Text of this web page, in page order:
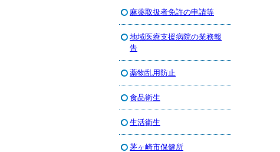
麻薬取扱者免許の申請等
地域医療支援病院の業務報
告
薬物乱用防止
食品衛生
生活衛生
茅ヶ崎市保健所